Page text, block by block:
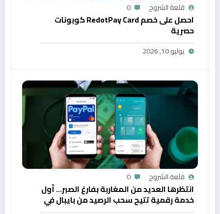
قلعة الشروح 0
احصل على خصم RedotPay Card كوبونات
حصرية
يوليو 10, 2026
قلعة الشروح 0
انتظرها العديد من المغاربة بفارغ الصبر… أول
خدمة رقمية تتيح سحب الرصيد من بايبال في
المغرب